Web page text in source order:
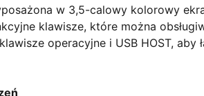
w 3,5-calowy kolorowy
klawisze, które można
operacyjne i USB HOST, aby